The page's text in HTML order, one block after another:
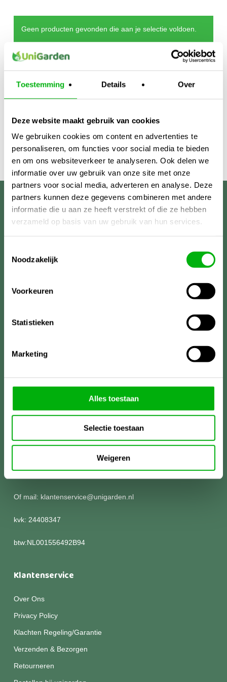
Toestemming Details Over
Deze website maakt gebruik van cookies
We gebruiken cookies om content en advertenties te
personaliseren, om functies voor social media te bieden
en om ons websiteverkeer te analyseren. Ook delen we
informatie over uw gebruik van onze site met onze
partners voor social media, adverteren en analyse. Deze
partners kunnen deze gegevens combineren met andere
informatie die u aan ze heeft verstrekt of die ze hebben
verzameld op basis van uw gebruik van hun services.
Noodzakelijk
Voorkeuren
Statistieken
Marketing
Alles toestaan
Selectie toestaan
Weigeren
Geen producten gevonden die aan je selectie voldoen.
Unigarden
Meer informatie?
Unigarden
2153PH Nieuw-Vennep
Kom langs of bel voor meer informatie:
Of mail: klantenservice@unigarden.nl
kvk: 24408347
btw:NL001556492B94
Klantenservice
Over Ons
Privacy Policy
Klachten Regeling/Garantie
Verzenden & Bezorgen
Retourneren